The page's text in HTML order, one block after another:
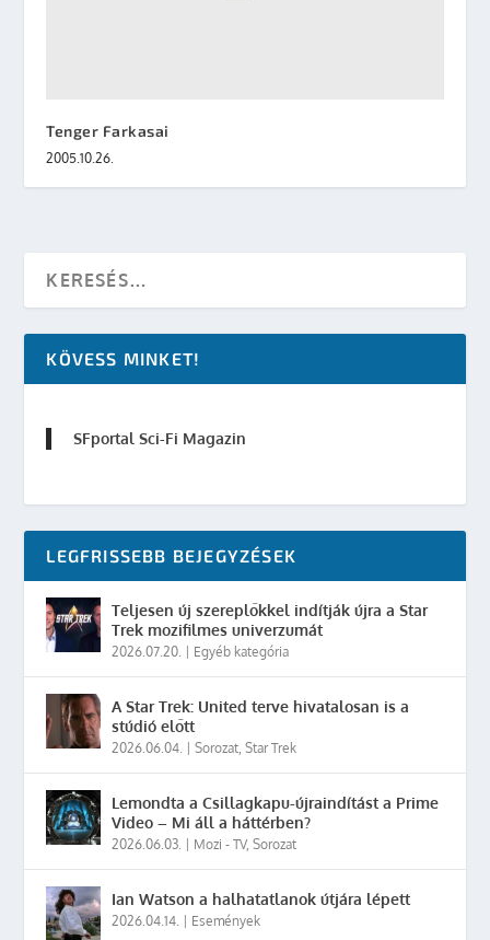
Tenger Farkasai
2005.10.26.
KÖVESS MINKET!
SFportal Sci-Fi Magazin
LEGFRISSEBB BEJEGYZÉSEK
Teljesen új szereplőkkel indítják újra a Star
Trek mozifilmes univerzumát
2026.07.20. Egyéb kategória
A Star Trek: United terve hivatalosan is a
stúdió előtt
2026.06.04. |Sorozat,Star Trek
Lemondta a Csillagkapu-újraindítást a Prime
Video – Mi áll a háttérben?
2026.06.03. Mozi - TV,Sorozat
Ian Watson a halhatatlanok útjára lépett
2026.04.14. Események